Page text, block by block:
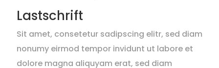
Lastschrift
Sit amet, consetetur sadipscing elitr, sed diam
nonumy eirmod tempor invidunt ut labore et
dolore magna aliquyam erat, sed diam